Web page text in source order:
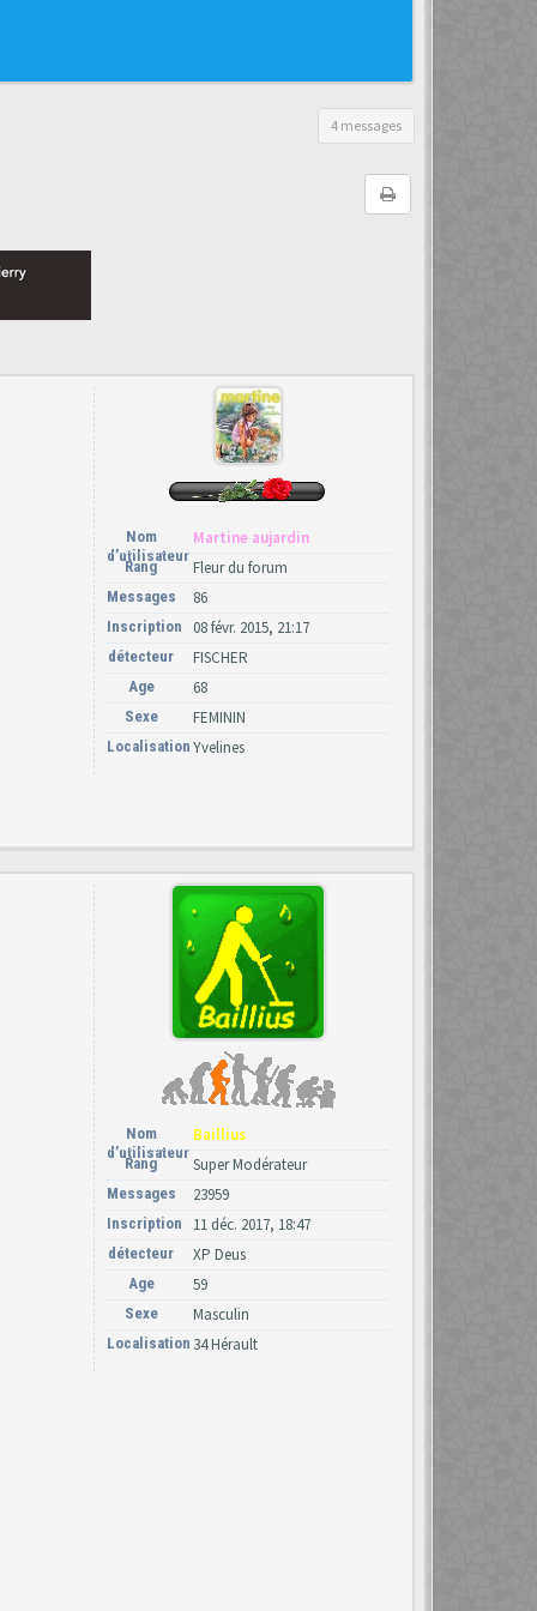
4 messages
Nom
d’utilisateur
Martine aujardin
Rang Fleur du forum
Messages 86
Inscription 08 févr. 2015, 21:17
détecteur FISCHER
Age 68
Sexe FEMININ
Localisation Yvelines
Nom
d’utilisateur
Baillius
Rang Super Modérateur
Messages 23959
Inscription 11 déc. 2017, 18:47
détecteur XP Deus
Age 59
Sexe Masculin
Localisation 34 Hérault